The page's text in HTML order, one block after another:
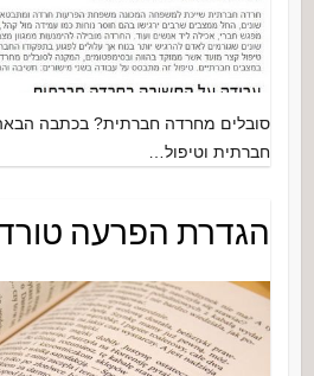
סובלים מחרדה חברתית? בכתבה
חברתית וטיפול…
הגדרת הפרעה